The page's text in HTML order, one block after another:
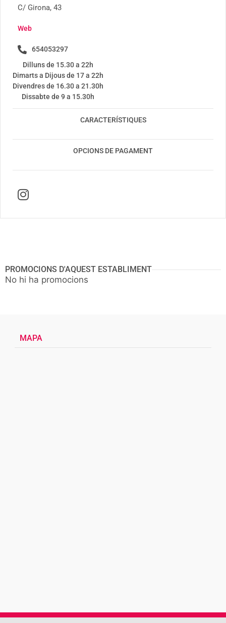
C/ Girona, 43
Web
654053297
Dilluns de 15.30 a 22h
Dimarts a Dijous de 17 a 22h
Divendres de 16.30 a 21.30h
Dissabte de 9 a 15.30h
CARACTERÍSTIQUES
OPCIONS DE PAGAMENT
PROMOCIONS D'AQUEST ESTABLIMENT
No hi ha promocions
MAPA